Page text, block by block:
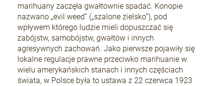
marihuany zaczęła gwałtownie spadać. Konopie
nazwano „evil weed” („szalone zielsko”), pod
wpływem którego ludzie mieli dopuszczać się
zabójstw, samobójstw, gwałtów i innych
agresywnych zachowań. Jako pierwsze pojawiły się
lokalne regulacje prawne przeciwko marihuanie w
wielu amerykańskich stanach i innych częściach
świata, w Polsce była to ustawa z 22 czerwca 1923